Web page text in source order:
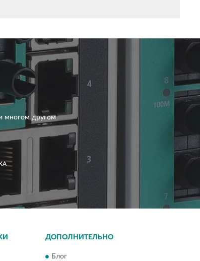
многом другом
ДОПОЛНИТЕЛЬНО
Блог